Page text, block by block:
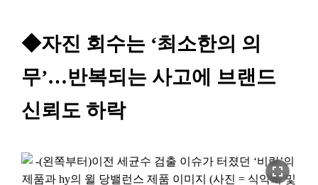
◆자진 회수는 ‘최소한의 의
무’…반복되는 사고에 브랜드
신뢰도 하락
fullscreen